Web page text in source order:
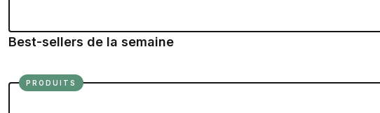
Best-sellers de la semaine
PRODUITS